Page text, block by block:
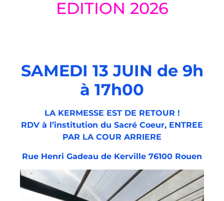
EDITION 2026
SAMEDI 13 JUIN de 9h
à 17h00
LA KERMESSE EST DE RETOUR !
RDV à l’institution du Sacré Coeur, ENTREE
PAR LA COUR ARRIERE
Rue Henri Gadeau de Kerville 76100 Rouen